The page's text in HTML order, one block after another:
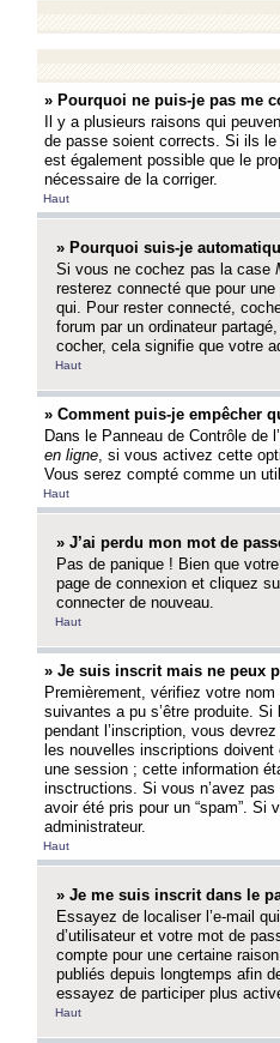
» Pourquoi ne puis-je pas me
Il y a plusieurs raisons qui
de passe soient corrects. Si ils le
est également possible que le
nécessaire de la corriger.
Haut
» Pourquoi suis-je
Si vous ne cochez pas la case
resterez connecté que pour
qui. Pour rester connecté,
forum par un ordinateur
cocher, cela signifie que votre
Haut
» Comment puis-je empêcher
Dans le Panneau de Contrôle de
en ligne, si vous activez cette
Vous serez compté comme un
Haut
» J’ai perdu mon mot de
Pas de panique ! Bien que
page de connexion et cliquez
connecter de nouveau.
Haut
» Je suis inscrit mais ne peux
Premièrement, vérifiez votre
suivantes a pu s’être produite.
pendant l’inscription, vous
les nouvelles inscriptions
une session ; cette information
insctructions. Si vous n’avez
avoir été pris pour un “spam”. Si
administrateur.
Haut
» Je me suis inscrit dans le
Essayez de localiser l’e-mail
d’utilisateur et votre mot de
compte pour une certaine
publiés depuis longtemps afin
essayez de participer plus
Haut